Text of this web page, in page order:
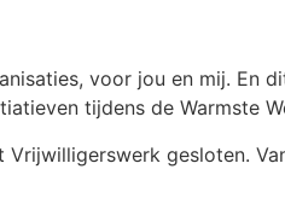
voor jou en mij. En
tijdens de Warmste
gesloten.